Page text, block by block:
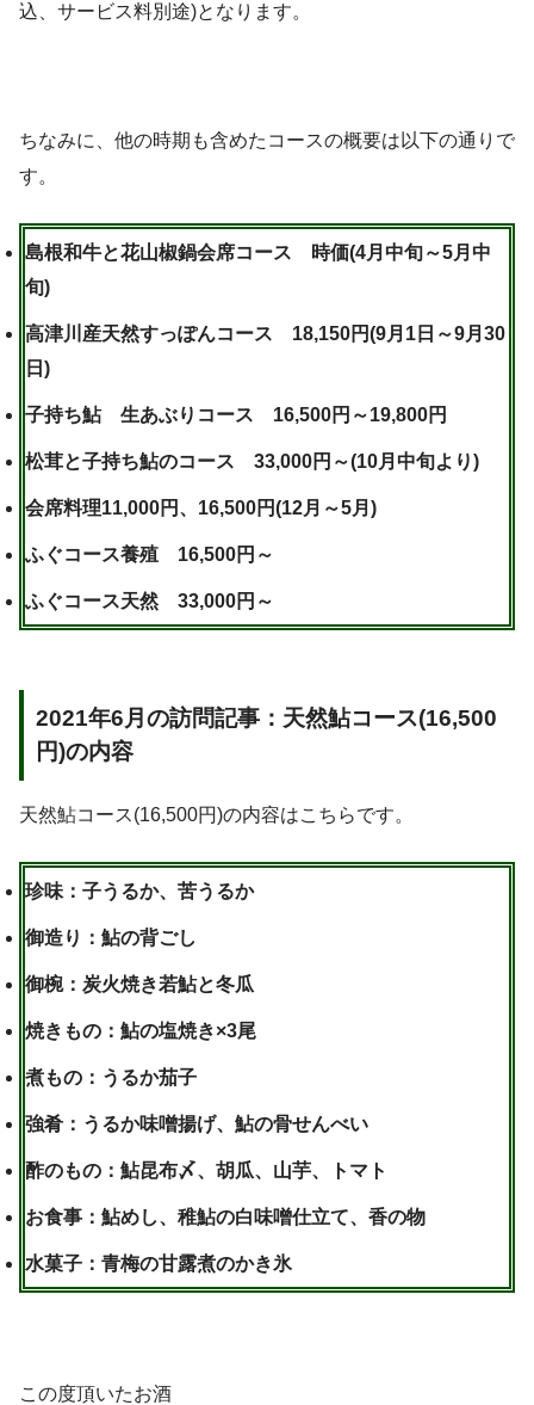
込、サービス料別途)となります。
ちなみに、他の時期も含めたコースの概要は以下の通りで
す。
島根和牛と花山椒鍋会席コース 時価(4月中旬～5月中
旬)
高津川産天然すっぽんコース 18,150円(9月1日～9月30
日)
子持ち鮎 生あぶりコース 16,500円～19,800円
松茸と子持ち鮎のコース 33,000円～(10月中旬より)
会席料理11,000円、16,500円(12月～5月)
ふぐコース養殖 16,500円～
ふぐコース天然 33,000円～
2021年6月の訪問記事：天然鮎コース(16,500
円)の内容
天然鮎コース(16,500円)の内容はこちらです。
珍味：子うるか、苦うるか
御造り：鮎の背ごし
御椀：炭火焼き若鮎と冬瓜
焼きもの：鮎の塩焼き×3尾
煮もの：うるか茄子
強肴：うるか味噌揚げ、鮎の骨せんべい
酢のもの：鮎昆布〆、胡瓜、山芋、トマト
お食事：鮎めし、稚鮎の白味噌仕立て、香の物
水菓子：青梅の甘露煮のかき氷
この度頂いたお酒